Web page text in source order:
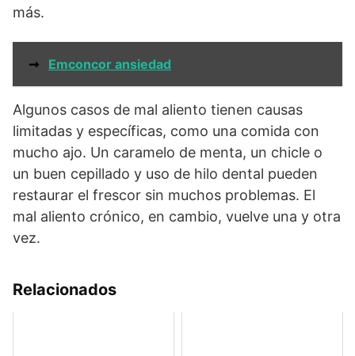
más.
➞ Emconcor ansiedad
Algunos casos de mal aliento tienen causas
limitadas y específicas, como una comida con
mucho ajo. Un caramelo de menta, un chicle o
un buen cepillado y uso de hilo dental pueden
restaurar el frescor sin muchos problemas. El
mal aliento crónico, en cambio, vuelve una y otra
vez.
Relacionados